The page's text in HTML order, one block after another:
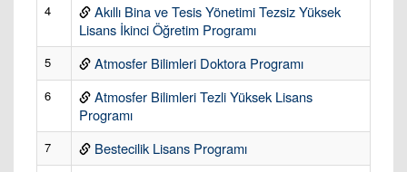
4
Akıllı Bina ve Tesis Yönetimi Tezsiz Yüksek
Lisans İkinci Öğretim Programı
5 Atmosfer Bilimleri Doktora Programı
6
Atmosfer Bilimleri Tezli Yüksek Lisans
Programı
7 Bestecilik Lisans Programı